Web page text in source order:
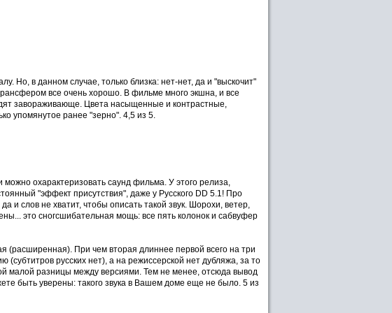
Но, в данном случае, только близка: нет-нет, да и "выскочит"
все очень хорошо. В фильме много экшна, и все
завораживающе. Цвета насыщенные и контрастные,
упомянутое ранее "зерно". 4,5 из 5.
охарактеризовать саунд фильма. У этого релиза,
"эффект присутствия", даже у Русского DD 5.1! Про
и слов не хватит, чтобы описать такой звук. Шорохи, ветер,
это сногсшибательная мощь: все пять колонок и сабвуфер
(расширенная). При чем вторая длиннее первой всего на три
русских нет), а на режиссерской нет дубляжа, за то
малой разницы между версиями. Тем не менее, отсюда вывод
быть уверены: такого звука в Вашем доме еще не было. 5 из